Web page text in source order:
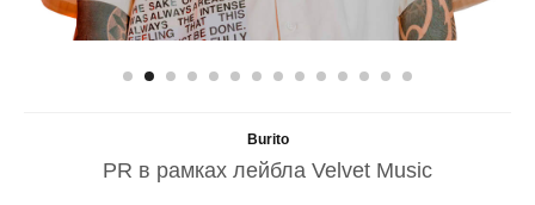
Velvet Music
PR-директор лейбла